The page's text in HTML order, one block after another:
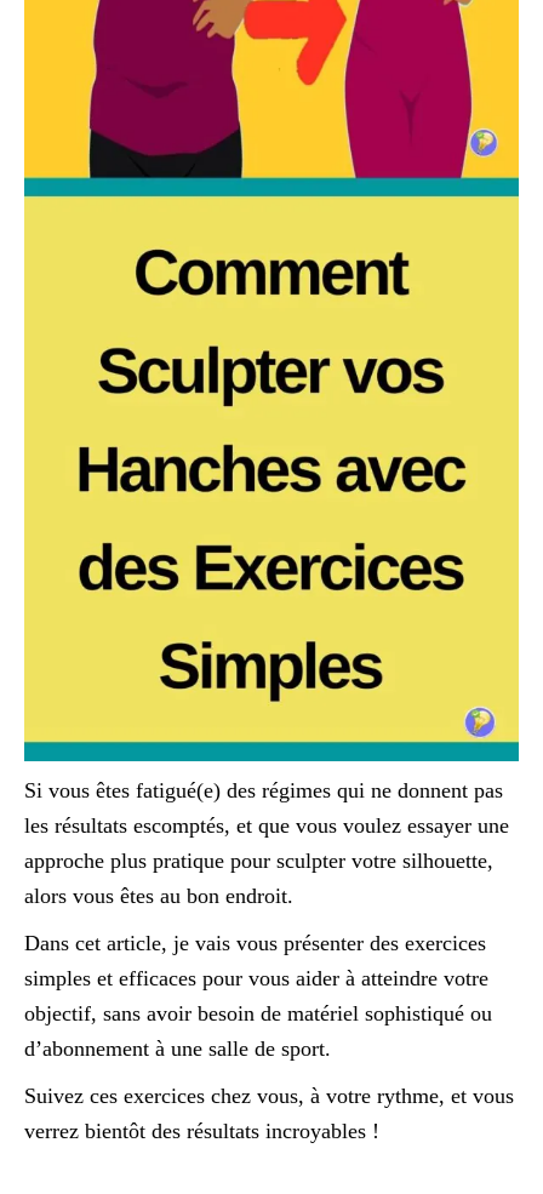
Si vous êtes fatigué(e) des régimes qui ne donnent pas
les résultats escomptés, et que vous voulez essayer une
approche plus pratique pour sculpter votre silhouette,
alors vous êtes au bon endroit.
Dans cet article, je vais vous présenter des exercices
simples et efficaces pour vous aider à atteindre votre
objectif, sans avoir besoin de matériel sophistiqué ou
d’abonnement à une salle de sport.
Suivez ces exercices chez vous, à votre rythme, et vous
verrez bientôt des résultats incroyables !